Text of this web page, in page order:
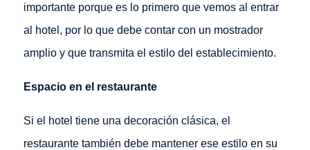
importante porque es lo primero que vemos al entrar
al hotel, por lo que debe contar con un mostrador
amplio y que transmita el estilo del establecimiento.
Espacio en el restaurante
Si el hotel tiene una decoración clásica, el
restaurante también debe mantener ese estilo en su